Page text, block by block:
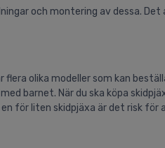
och montering av dessa.
olika modeller som kan
barnet. När du ska köpa
för liten skidpjäxa är det risk